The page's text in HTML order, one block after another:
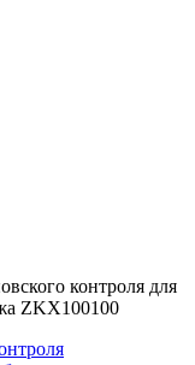
контроля для
ZKX100100